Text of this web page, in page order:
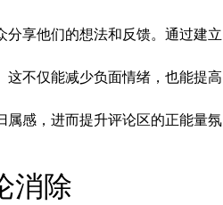
分享他们的想法和反馈。通过建立
这不仅能减少负面情绪，也能提高
属感，进而提升评论区的正能量氛
消除